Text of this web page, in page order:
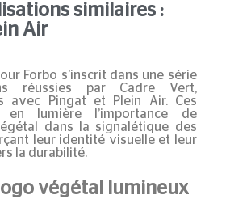
similaires :
Air
Forbo s’inscrit dans une série
réussies par Cadre Vert,
avec Pingat et Plein Air. Ces
lumière l’importance de
dans la signalétique des
leur identité visuelle et leur
la durabilité.
végétal lumineux